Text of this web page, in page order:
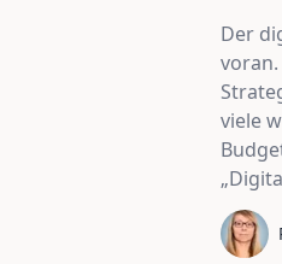
Der
viele